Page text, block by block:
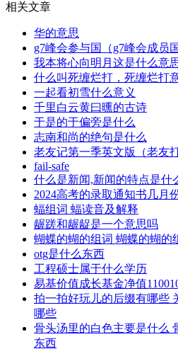
相关文章
华的意思
g7峰会参与国（g7峰会成员国
我本将心向明月这是什么意
什么叫死缠烂打，死缠烂打
一起看初雪什么意义
千里白云黄曰曛的古诗
于是的于偏旁是什么
志南和尚的绝句是什么
老友记第一季英文版（老友
fail-safe
什么是新闻,新闻的特点是什
2024高考的录取通知书几月
蝠组词 蝠读音及解释
龌蹉和龌龊是一个意思吗
蝴蝶的蝴的组词 蝴蝶的蝴的
otg是什么东西
工程硕士属于什么学历
易基价值成长基金净值
拍一拍好玩儿的后缀有哪些
哪些
骨头汤里的白色主要是什么
东西